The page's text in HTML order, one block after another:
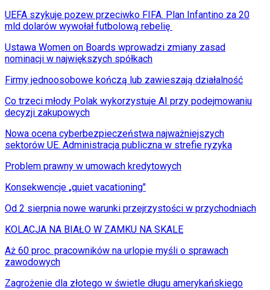
UEFA szykuje pozew przeciwko FIFA. Plan Infantino za 20
mld dolarów wywołał futbolową rebelię
Ustawa Women on Boards wprowadzi zmiany zasad
nominacji w największych spółkach
Firmy jednoosobowe kończą lub zawieszają działalność
Co trzeci młody Polak wykorzystuje AI przy podejmowaniu
decyzji zakupowych
Nowa ocena cyberbezpieczeństwa najważniejszych
sektorów UE. Administracja publiczna w strefie ryzyka
Problem prawny w umowach kredytowych
Konsekwencje „quiet vacationing"
Od 2 sierpnia nowe warunki przejrzystości w przychodniach
KOLACJA NA BIAŁO W ZAMKU NA SKALE
Aż 60 proc. pracowników na urlopie myśli o sprawach
zawodowych
Zagrożenie dla złotego w świetle długu amerykańskiego